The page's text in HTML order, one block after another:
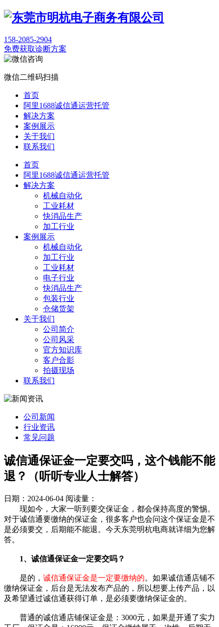
158-2085-2904
免费获取诊断方案
微信二维码扫描
首页
阿里1688诚信通运营托管
解决方案
案例展示
关于我们
联系我们
首页
阿里1688诚信通运营托管
解决方案
机械自动化
工业耗材
快消品生产
加工行业
案例展示
机械自动化
加工行业
工业耗材
电子行业
快消品生产
包装行业
仓储货架
关于我们
公司简介
公司风采
官方知识库
客户合影
拍摄现场
联系我们
公司新闻
行业资讯
常见问题
诚信通保证金一定要交吗，这个钱能不能
退？（听听专业人士解答）
日期：2024-06-04 阅读量：
现如今，大家一听到要交保证金，都会保持高度的警惕。
对于诚信通要缴纳的保证金，很多客户也会问这个保证金是不
是必须要交，后期能不能退。今天东莞明杭电商就详细为您解
答。
1、诚信通保证金一定要交吗？
是的， 诚信通保证金是一定要缴纳的。如果诚信通店铺不
缴纳保证金，后台是无法发布产品的，所以想要上传产品，以
及希望通过诚信通获得订单，是必须要缴纳保证金的。
普通的诚信通店铺保证金是：3000元，如果是开通了实力